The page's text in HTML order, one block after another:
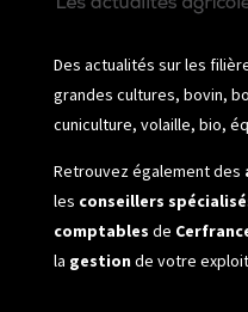
Des actualités sur les
grandes cultures, bovin,
cuniculture, volaille, bio,
Retrouvez également des
les conseillers
comptables de
la gestionde votre